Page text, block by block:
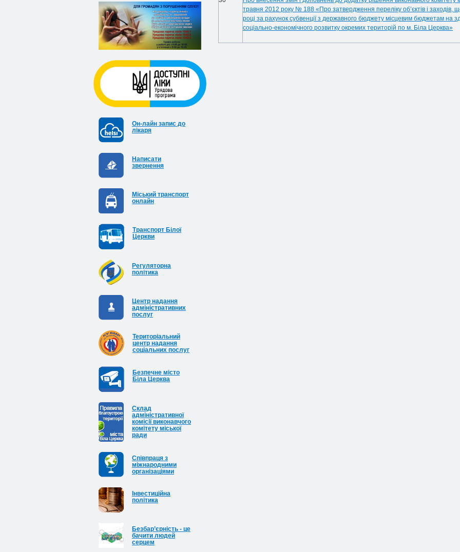
Он-лайн запис до
лікаря
Написати
звернення
Міський транспорт
онлайн
Транспорт Білої
Церкви
Регуляторна
політика
Центр надання
адміністративних
послуг
Територіальний
центр надання
соціальних послуг
Безпечне місто
Біла Церква
Cклад
адміністративної
комісії виконавчого
комітету міської
ради
Співпраця з
міжнародними
організаціями
Інвестиційна
політика
Безбар’єрність - це
бачити людей
серцем
травня 2012 року № 188 «Про затвердження переліку об’єктів і заходів,
році за рахунок субвенції з державного бюджету місцевим бюджетам на
соціально-економічного розвитку окремих територій по м. Біла Церква»